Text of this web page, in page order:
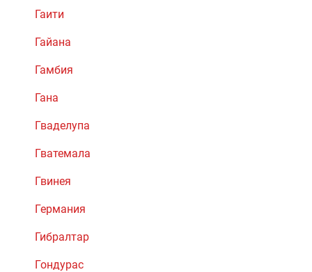
Гаити
Гайана
Гамбия
Гана
Гваделупа
Гватемала
Гвинея
Германия
Гибралтар
Гондурас